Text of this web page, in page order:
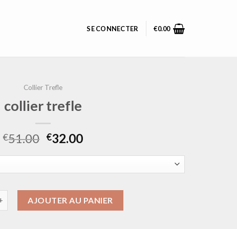
SE CONNECTER €0.00
Collier Trefle
collier trefle
€51.00 €32.00
AJOUTER AU PANIER